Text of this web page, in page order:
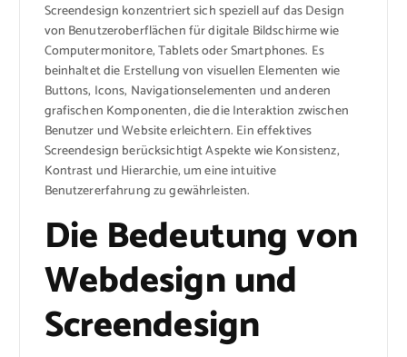
Screendesign konzentriert sich speziell auf das Design
von Benutzeroberflächen für digitale Bildschirme wie
Computermonitore, Tablets oder Smartphones. Es
beinhaltet die Erstellung von visuellen Elementen wie
Buttons, Icons, Navigationselementen und anderen
grafischen Komponenten, die die Interaktion zwischen
Benutzer und Website erleichtern. Ein effektives
Screendesign berücksichtigt Aspekte wie Konsistenz,
Kontrast und Hierarchie, um eine intuitive
Benutzererfahrung zu gewährleisten.
Die Bedeutung von
Webdesign und
Screendesign